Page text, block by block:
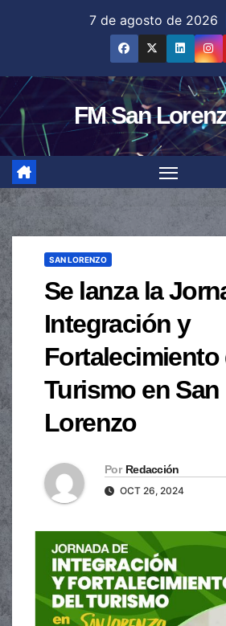
7 de agosto de 2026
FM San
SAN LORENZO
Se lanza la
Integración y
Fortalecimiento
Turismo en San
Lorenzo
Por Redacción
OCT 26, 2024